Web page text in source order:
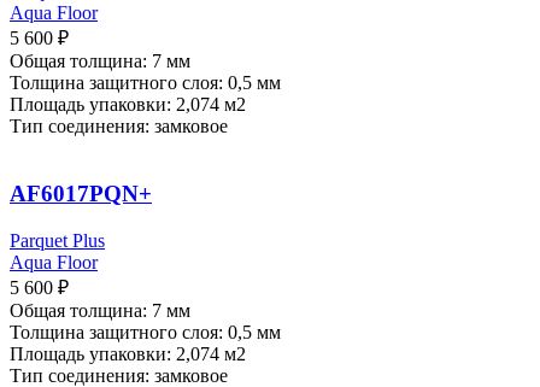
Aqua Floor
5 600 ₽
Общая толщина: 7 мм
Толщина защитного слоя: 0,5 мм
Площадь упаковки: 2,074 м2
Тип соединения: замковое
AF6017PQN+
Parquet Plus
Aqua Floor
5 600 ₽
Общая толщина: 7 мм
Толщина защитного слоя: 0,5 мм
Площадь упаковки: 2,074 м2
Тип соединения: замковое